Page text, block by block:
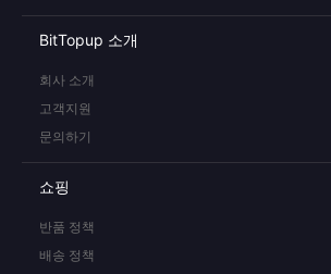
BitTopup 소개
회사 소개
고객지원
문의하기
쇼핑
반품 정책
배송 정책